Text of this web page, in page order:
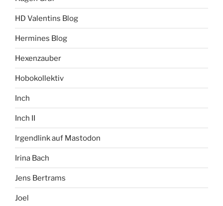
HD Valentins Blog
Hermines Blog
Hexenzauber
Hobokollektiv
Inch
Inch II
Irgendlink auf Mastodon
Irina Bach
Jens Bertrams
Joel